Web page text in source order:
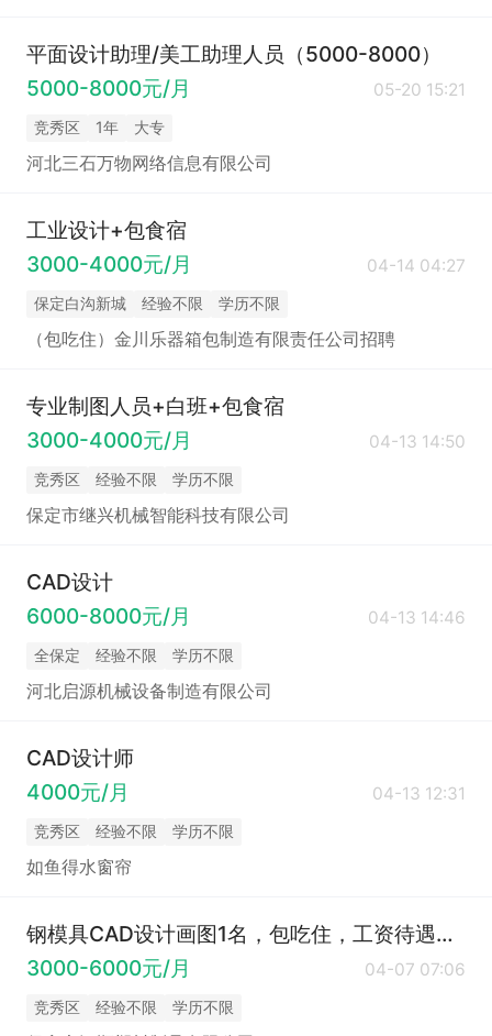
平面设计助理/美工助理人员（5000-8000）
5000-8000元/月
05-20 15:21
竞秀区 1年 大专
河北三石万物网络信息有限公司
工业设计+包食宿
3000-4000元/月
04-14 04:27
保定白沟新城 经验不限 学历不限
（包吃住）金川乐器箱包制造有限责任公司招聘
专业制图人员+白班+包食宿
3000-4000元/月
04-13 14:50
竞秀区 经验不限 学历不限
保定市继兴机械智能科技有限公司
CAD设计
6000-8000元/月
04-13 14:46
全保定 经验不限 学历不限
河北启源机械设备制造有限公司
CAD设计师
4000元/月
04-13 12:31
竞秀区 经验不限 学历不限
如鱼得水窗帘
钢模具CAD设计画图1名，包吃住，工资待遇面议。
3000-6000元/月
04-07 07:06
竞秀区 经验不限 学历不限